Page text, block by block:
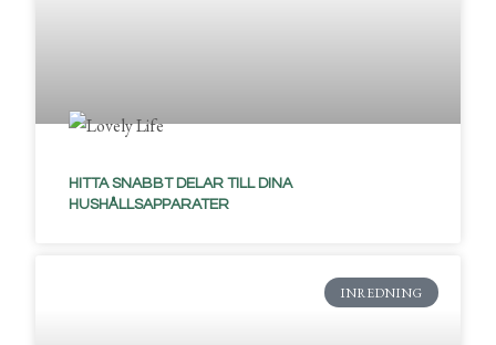
HITTA SNABBT DELAR TILL DINA
HUSHÅLLSAPPARATER
INREDNING